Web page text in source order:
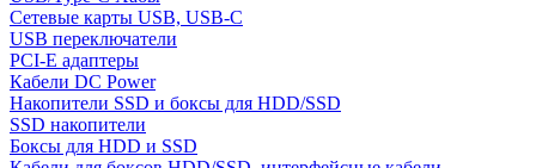
Сетевые карты USB, USB-C
USB переключатели
PCI-E адаптеры
Кабели DC Power
Накопители SSD и боксы для HDD/SSD
SSD накопители
Боксы для HDD и SSD